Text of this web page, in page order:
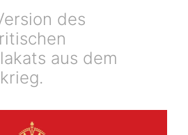
des
aus dem